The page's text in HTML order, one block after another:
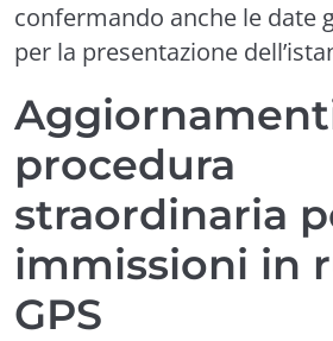
confermando anche le date
per la presentazione
procedura
straordinaria
immissioni in
GPS